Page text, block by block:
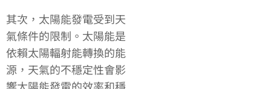
其次，太陽能發電受到天
氣條件的限制。太陽能是
依賴太陽輻射能轉換的能
源，天氣的不穩定性會影